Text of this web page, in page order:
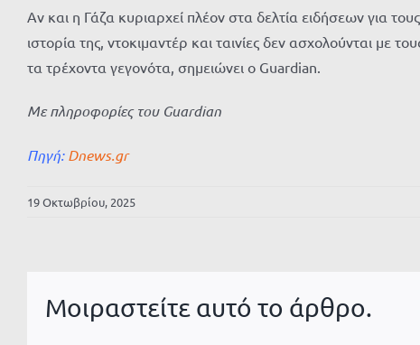
Αν και η Γάζα κυριαρχεί πλέον στα δελτία ειδήσεων για
ιστορία της, ντοκιμαντέρ και ταινίες δεν ασχολούνται με
τα τρέχοντα γεγονότα, σημειώνει ο Guardian.
Με πληροφορίες του Guardian
Πηγή: Dnews.gr
19 Οκτωβρίου, 2025
Μοιραστείτε αυτό το άρθρο.